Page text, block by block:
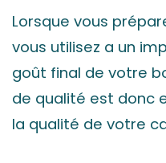
Lorsque vous
vous utilisez a un
goût final de votre
de qualité est donc
la qualité de votre